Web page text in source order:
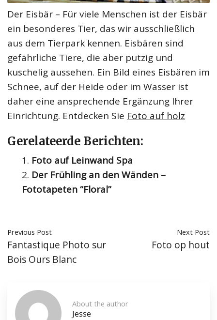
Der Eisbär – Für viele Menschen ist der Eisbär
ein besonderes Tier, das wir ausschließlich
aus dem Tierpark kennen. Eisbären sind
gefährliche Tiere, die aber putzig und
kuschelig aussehen. Ein Bild eines Eisbären im
Schnee, auf der Heide oder im Wasser ist
daher eine ansprechende Ergänzung Ihrer
Einrichtung. Entdecken Sie Foto auf holz
Gerelateerde Berichten:
Foto auf Leinwand Spa
Der Frühling an den Wänden –
Fototapeten “Floral”
Previous Post
Fantastique Photo sur
Bois Ours Blanc
Next Post
Foto op hout
About the author
Jesse